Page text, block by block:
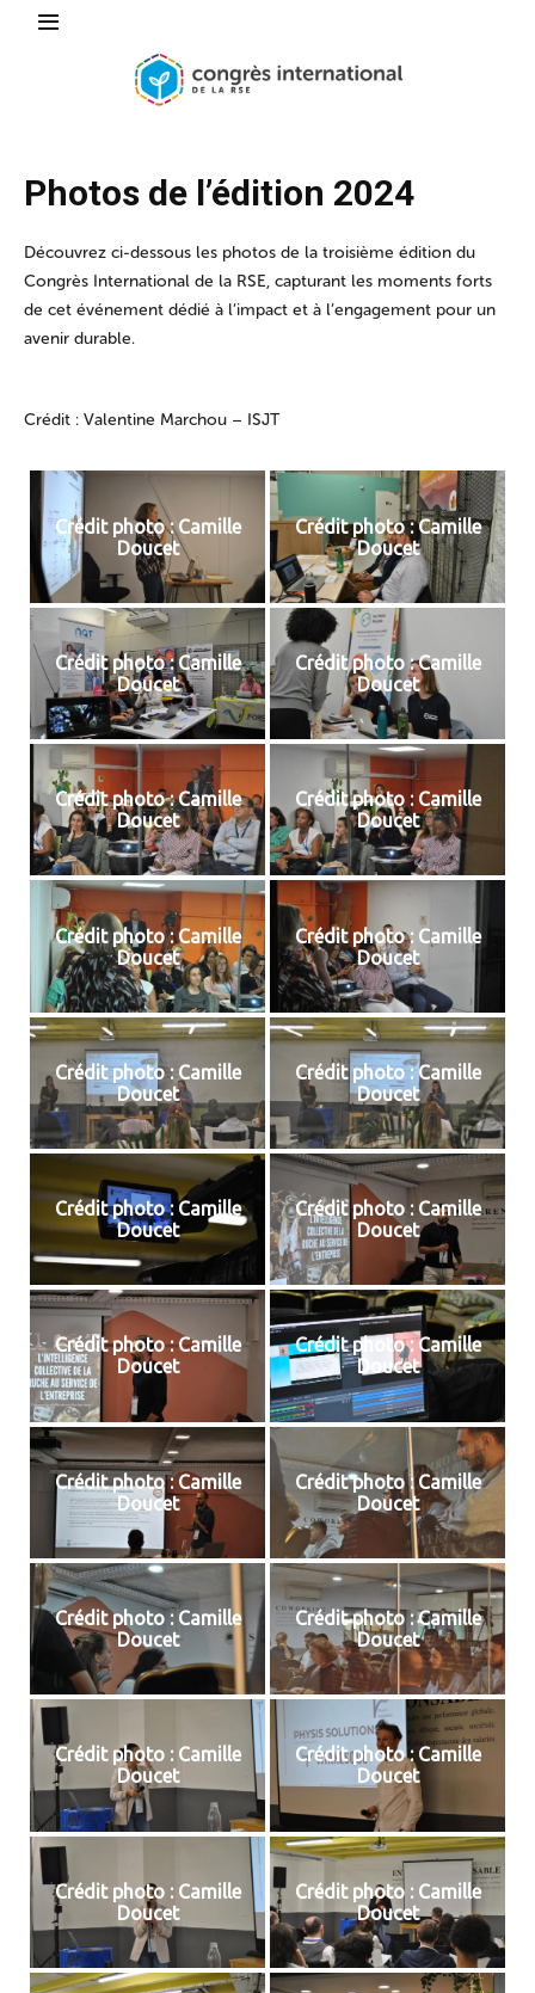
Photos de l’édition 2024
Découvrez ci-dessous les photos de la troisième édition du
Congrès International de la RSE, capturant les moments forts
de cet événement dédié à l’impact et à l’engagement pour un
avenir durable.
Crédit : Valentine Marchou – ISJT
Crédit photo : Camille
Doucet
Crédit photo : Camille
Doucet
Crédit photo : Camille
Doucet
Crédit photo : Camille
Doucet
Crédit photo : Camille
Doucet
Crédit photo : Camille
Doucet
Crédit photo : Camille
Doucet
Crédit photo : Camille
Doucet
Crédit photo : Camille
Doucet
Crédit photo : Camille
Doucet
Crédit photo : Camille
Doucet
Crédit photo : Camille
Doucet
Crédit photo : Camille
Doucet
Crédit photo : Camille
Doucet
Crédit photo : Camille
Doucet
Crédit photo : Camille
Doucet
Crédit photo : Camille
Doucet
Crédit photo : Camille
Doucet
Crédit photo : Camille
Doucet
Crédit photo : Camille
Doucet
Crédit photo : Camille
Doucet
Crédit photo : Camille
Doucet